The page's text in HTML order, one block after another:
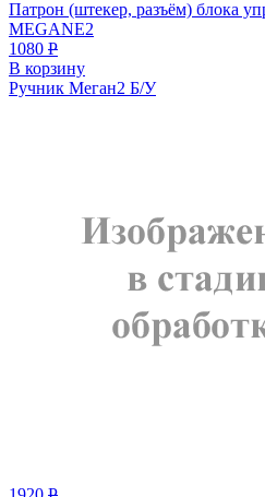
Патрон (штекер, разъём) блока
MEGANE2
1080 Р
В корзину
Ручник Меган2 Б/У